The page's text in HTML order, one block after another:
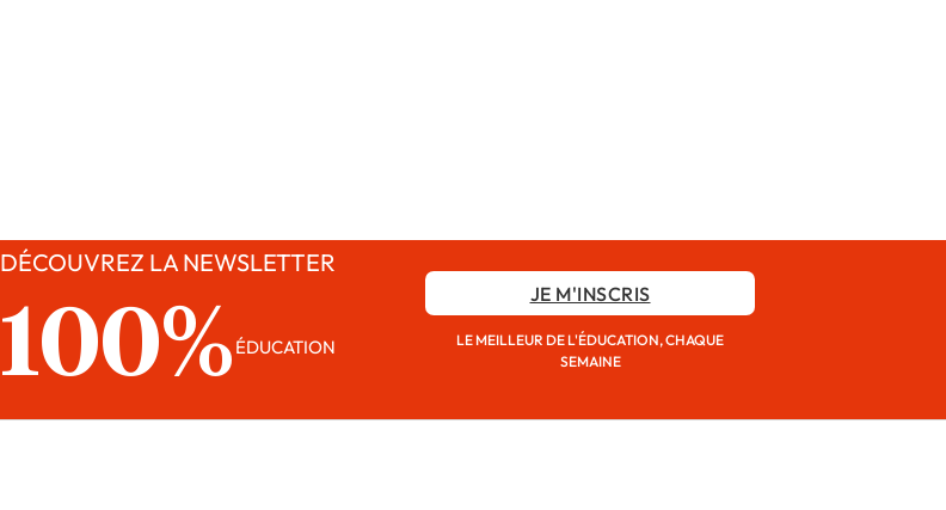
DÉCOUVREZ LA NEWSLETTER
100% ÉDUCATION
JE M'INSCRIS
LE MEILLEUR DE L'ÉDUCATION, CHAQUE
SEMAINE